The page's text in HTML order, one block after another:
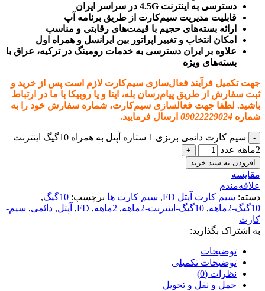
دسترسی به اینترنت 4.5G در سراسر ایران
قابلیت مدیریت سیم‌کارت از طریق برنامه آپ
ارائه بسته‌های حجیم با قیمت‌های رقابتی و مناسب
امکان انتخاب و تغییر اپراتور بین ایرانسل و همراه اول
علاوه بر ایران دسترسی به خدمات رومینگ در ترکیه، عراق با
بسته‌های ویژه
جهت تکمیل فرآیند فعال‌سازی سیم‌کارت لازم است پس از خرید و
ثبت سفارش از طریق پیام‌رسان بله، ایتا و یا روبیکا با ما در ارتباط
باشید. لطفا جهت فعالسازی سیم‌کارت، شماره سفارش خود را به
شماره 09022229024 ارسال فرمایید.
سیم کارت دائمی برنزی 1 ستاره آپتل به همراه 10گیگ اینترنت
2ماهه عدد
افزودن به سبد خرید
مقایسه
علاقه‌مندم
دسته: سیم کارت آپتل FD , سیم کارت ها برچسب: 10گیگ
,
10گیگ-2ماهه
, 10گیگ-اینترنت-2ماهه , 2ماهه ,
FD
, آپتل, دائمی, سیم-
کارت
به اشتراک بگذارید:
توضیحات
توضیحات تکمیلی
نظرات (0)
حمل و نقل و تحویل